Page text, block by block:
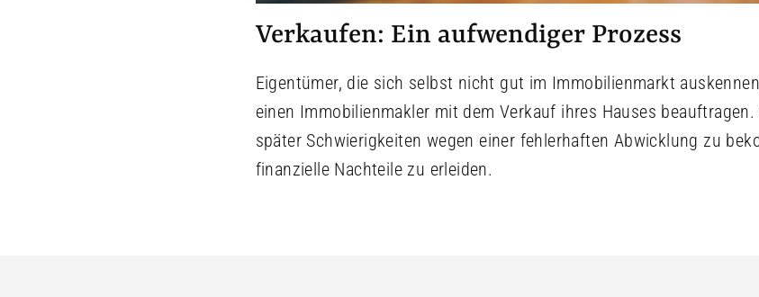
Verkaufen: Ein aufwendiger Prozess
Eigentümer, die sich selbst nicht gut im Immobilienmarkt
einen Immobilienmakler mit dem Verkauf ihres Hauses
später Schwierigkeiten wegen einer fehlerhaften Abwicklung zu
finanzielle Nachteile zu erleiden.